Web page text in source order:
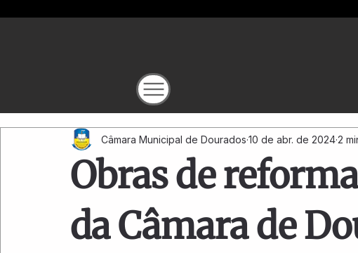
Obras de
da Câmara de
Câmara Municipal de Dourados 10 de abr. de 20242